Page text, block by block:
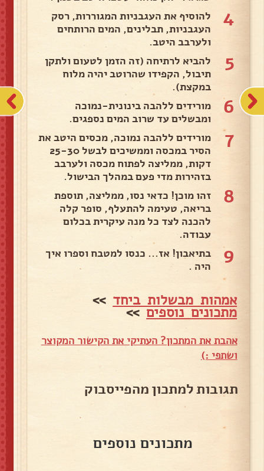
4
להוסיף את העגבניות המגוררות, רסק
העגבניות, תבלינים, המים הרותחים
ולערבב היטב.
5
להביא לרתיחה (זה הזמן לטעום ולתקן
תיבול, הקפידו שהרוטב יהיה מלוח
במקצת).
6
מורידים ללהבה בינונית-נמוכה
ומבשלים עד שרוב המים נספגים.
7
מורידים ללהבה נמוכה, מכסים היטב את
הסיר במכסה וממשיכים לבשל 25-30
דקות, ממליצה לפתוח מכסה ולערבב
בזהירות מדי פעם במהלך הבישול.
8
זהו מוכן! כדאי נסו, ממליצה, תוספת
בריאה, טעימה להתעלף, סופר קלה
להכנה לצד כל מנה עיקרית בכלום
עבודה.
9
בתיאבון! אז... כנסו למטבח וספרו איך
היה .
אמהות מבשלות ביחד >>
מתכונים נוספים>>
אהבת את המתכון? העתיקי את הקישור המקוצר
ושתפי :)
תגובות למתכון מהפייסבוק
מתכונים נוספים